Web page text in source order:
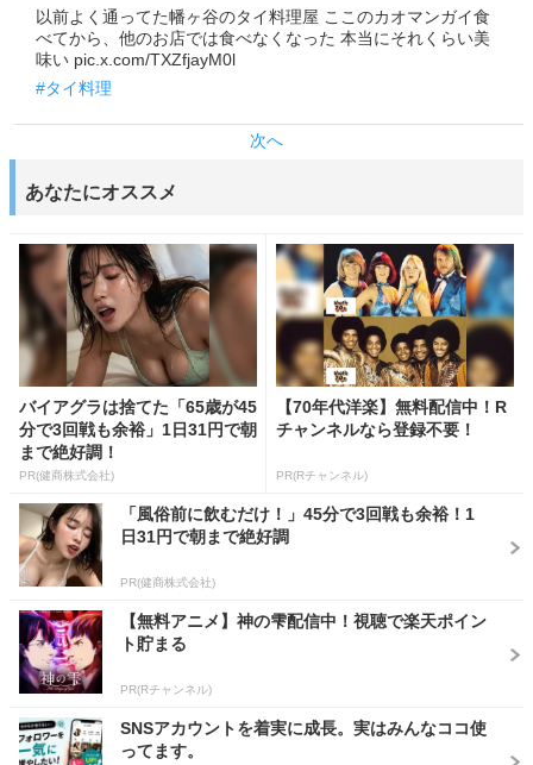
以前よく通ってた幡ヶ谷のタイ料理屋 ここのカオマンガイ食
べてから、他のお店では食べなくなった 本当にそれくらい美
味い pic.x.com/TXZfjayM0l
#タイ料理
次へ
あなたにオススメ
バイアグラは捨てた「65歳が45
分で3回戦も余裕」1日31円で朝
まで絶好調！
PR(健商株式会社)
【70年代洋楽】無料配信中！R
チャンネルなら登録不要！
PR(Rチャンネル)
「風俗前に飲むだけ！」45分で3回戦も余裕！1
日31円で朝まで絶好調
PR(健商株式会社)
【無料アニメ】神の雫配信中！視聴で楽天ポイン
ト貯まる
PR(Rチャンネル)
SNSアカウントを着実に成長。実はみんなココ使
ってます。